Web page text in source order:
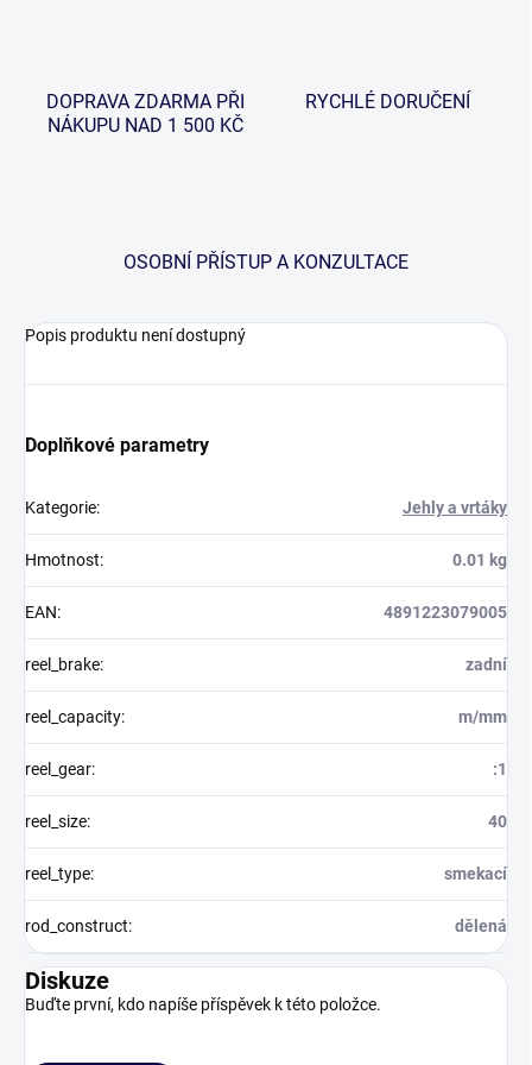
DOPRAVA ZDARMA PŘI
NÁKUPU NAD 1 500 KČ
RYCHLÉ DORUČENÍ
OSOBNÍ PŘÍSTUP A KONZULTACE
Popis produktu není dostupný
Doplňkové parametry
Kategorie: Jehly a vrtáky
Hmotnost: 0.01 kg
EAN: 4891223079005
reel_brake: zadní
reel_capacity: m/mm
reel_gear: :1
reel_size: 40
reel_type: smekací
rod_construct: dělená
Diskuze
Buďte první, kdo napíše příspěvek k této položce.